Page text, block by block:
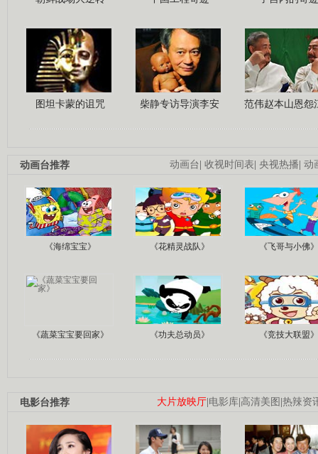
图坦卡蒙的诅咒 柴静专访导演李安 范伟赵本山恩怨
动画台 收视时间表 央视热播 动
动画台推荐
《海绵宝宝》 《花精灵战队》 《飞哥与小佛》
《蔬菜宝宝要回家》 《功夫总动员》 《竞技大联盟》
大片放映厅 电影库 高清美图 热辣资
电影台推荐